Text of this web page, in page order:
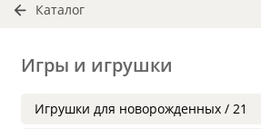
Каталог
Игры и игрушки
Игрушки для новорожденных / 21